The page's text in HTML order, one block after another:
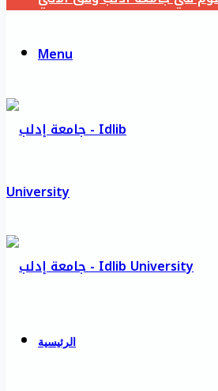
Menu
الرئيسية